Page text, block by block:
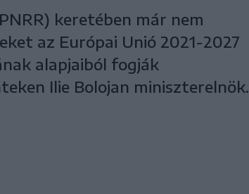
keretében már nem
az Európai Unió 2021-2027
alapjaiból fogják
Ilie Bolojan miniszterelnök.